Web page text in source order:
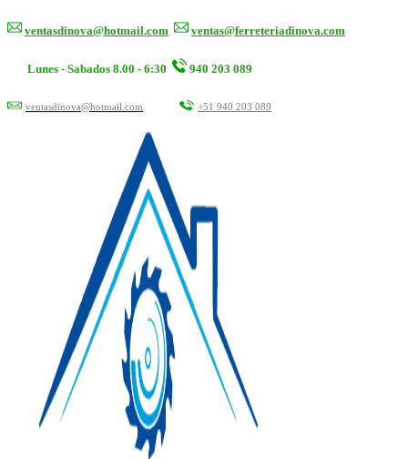
ventasdinova@hotmail.com ventas@ferreteriadinova.com
Lunes - Sabados 8.00 - 6:30 940 203 089
ventasdinova@hotmail.com +51 940 203 089